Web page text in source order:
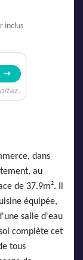
inclus
dans
au
de 37.9m². Il
équipée,
salle d'eau
complète cet
tous